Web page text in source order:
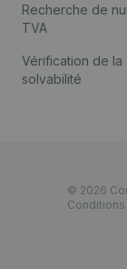
Recherche de
TVA
Vérification de la
solvabilité
© 2026